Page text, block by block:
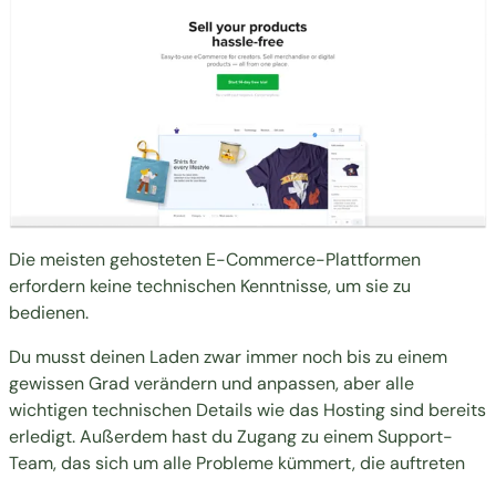
Die meisten gehosteten E-Commerce-Plattformen
erfordern keine technischen Kenntnisse, um sie zu
bedienen.
Du musst deinen Laden zwar immer noch bis zu einem
gewissen Grad verändern und anpassen, aber alle
wichtigen technischen Details wie das Hosting sind bereits
erledigt. Außerdem hast du Zugang zu einem Support-
Team, das sich um alle Probleme kümmert, die auftreten